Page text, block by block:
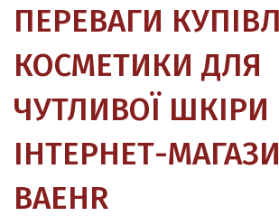
ПЕРЕВАГИ
КОСМЕТИКИ ДЛЯ
ЧУТЛИВОЇ ШКІРИ
ІНТЕРНЕТ-
BAEHR